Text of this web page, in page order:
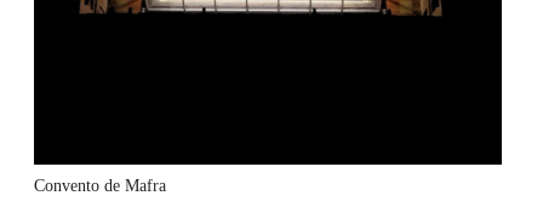
Convento de Mafra